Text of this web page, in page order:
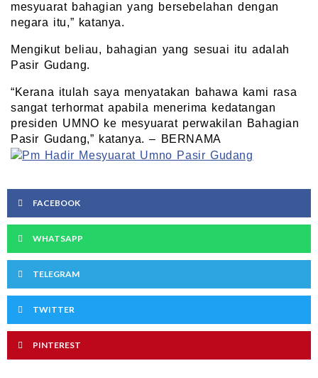
mesyuarat bahagian yang bersebelahan dengan
negara itu,” katanya.
Mengikut beliau, bahagian yang sesuai itu adalah
Pasir Gudang.
“Kerana itulah saya menyatakan bahawa kami rasa
sangat terhormat apabila menerima kedatangan
presiden UMNO ke mesyuarat perwakilan Bahagian
Pasir Gudang,” katanya. – BERNAMA
FACEBOOK
WHATSAPP
TELEGRAM
TWITTER
PINTEREST